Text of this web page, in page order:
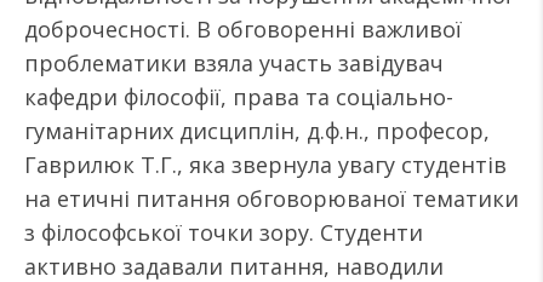
доброчесності. В обговоренні важливої
проблематики взяла участь завідувач
кафедри філософії, права та соціально-
гуманітарних дисциплін, д.ф.н., професор,
Гаврилюк Т.Г., яка звернула увагу студентів
на етичні питання обговорюваної тематики
з філософської точки зору. Студенти
активно задавали питання, наводили